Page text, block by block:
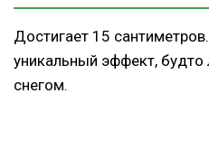
Достигает 15
уникальный эффект,
снегом.